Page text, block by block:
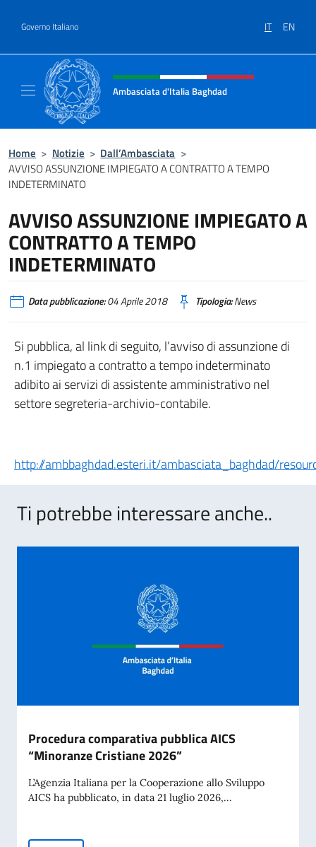
Governo Italiano IT EN
Intestazione sito, social e menù
Ambasciata d'Italia Baghdad
Home > Notizie > Dall’Ambasciata >
AVVISO ASSUNZIONE IMPIEGATO A CONTRATTO A TEMPO
INDETERMINATO
AVVISO ASSUNZIONE IMPIEGATO A
CONTRATTO A TEMPO
INDETERMINATO
Data pubblicazione:04 Aprile 2018 Tipologia:News
Si pubblica, al link di seguito, l’avviso di assunzione di
n.1 impiegato a contratto a tempo indeterminato
adibito ai servizi di assistente amministrativo nel
settore segreteria-archivio-contabile.
http://ambbaghdad.esteri.it/ambasciata_baghdad/
Ti potrebbe interessare anche..
Procedura comparativa pubblica AICS
“Minoranze Cristiane 2026”
L’Agenzia Italiana per la Cooperazione allo Sviluppo
AICS ha pubblicato, in data 21 luglio 2026,...